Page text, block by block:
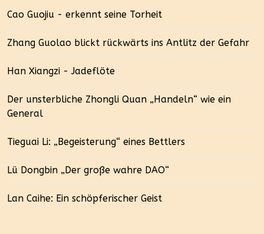
Cao Guojiu - erkennt seine Torheit
Zhang Guolao blickt rückwärts ins Antlitz der Gefahr
Han Xiangzi - Jadeflöte
Der unsterbliche Zhongli Quan „Handeln“ wie ein
General
Tieguai Li: „Begeisterung“ eines Bettlers
Lü Dongbin „Der große wahre DAO“
Lan Caihe: Ein schöpferischer Geist